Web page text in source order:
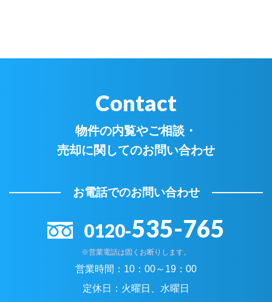
Contact
物件の内覧やご相談・
売却に関してのお問い合わせ
お電話でのお問い合わせ
0120-535-765
※営業電話は固くお断りします。
営業時間： 10：00～19：00
定休日： 火曜日、水曜日